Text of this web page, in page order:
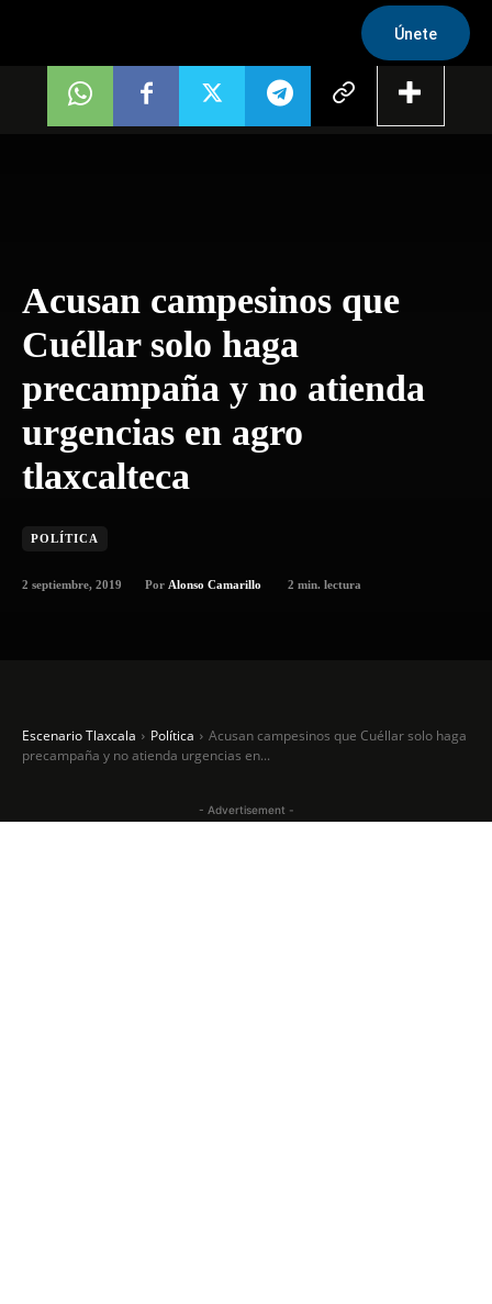
Únete
Acusan campesinos que
Cuéllar solo haga
precampaña y no atienda
urgencias en agro
tlaxcalteca
POLÍTICA
2 septiembre, 2019 Por Alonso Camarillo 2 min. lectura
Escenario Tlaxcala Política
Acusan campesinos que Cuéllar solo haga
precampaña y no atienda urgencias en...
- Advertisement -